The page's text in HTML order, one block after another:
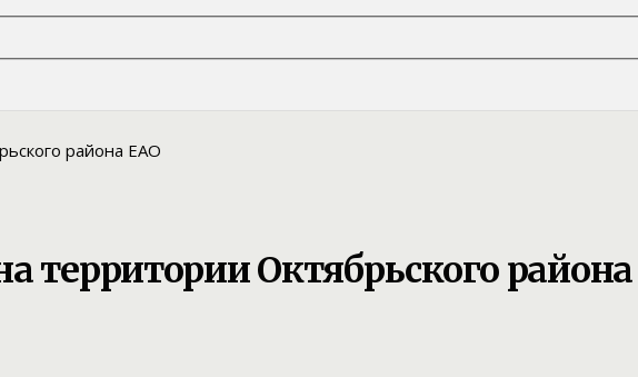
территории Октябрьского